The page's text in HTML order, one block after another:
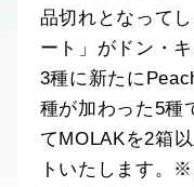
品切れとなって
ート」がドン・
3種に新たに
種が加わった5種
てMOLAKを2箱
トいたします。